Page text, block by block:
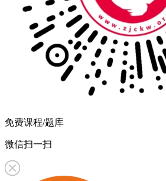
免费课程/题库
微信扫一扫